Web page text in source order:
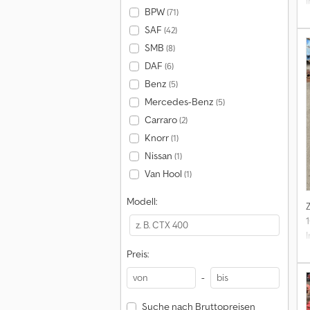
BPW(71)
SAF (42)
SMB (8)
DAF (6)
Benz (5)
Mercedes-Benz (5)
Carraro(2)
Knorr(1)
Nissan (1)
Van Hool (1)
Modell:
Preis:
-
Suche nach Bruttopreisen